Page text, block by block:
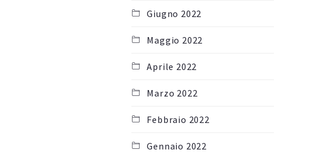
Giugno 2022
Maggio 2022
Aprile 2022
Marzo 2022
Febbraio 2022
Gennaio 2022